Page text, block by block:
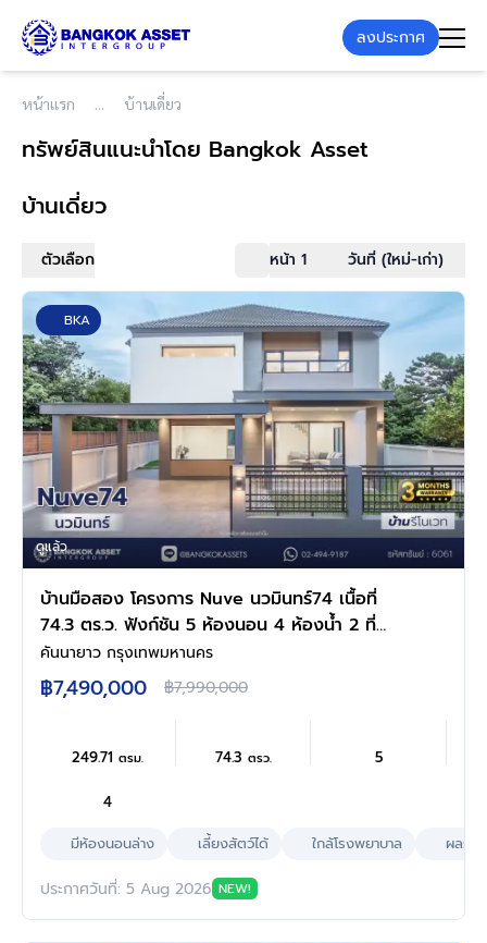
ลงประกาศ
หน้าแรก บ้านเดี่ยว
ทรัพย์สินแนะนำโดย Bangkok Asset
บ้านเดี่ยว
ตัวเลือก หน้า 1 วันที่ (ใหม่-เก่า)
BKA
ดูแล้ว
บ้านมือสอง โครงการ Nuve นวมินทร์74 เนื้อที่
74.3 ตร.ว. ฟังก์ชัน 5 ห้องนอน 4 ห้องน้ำ 2 ที่
จอดรถ มีห้องนอนชั้นล่าง ดีไซน์โดดเด่น บนทำเล
ศักยภาพ เดินทางสะดวกเชื่อมต่อถนนเกษตร-นวมิ
นทร์ ถนนรามอินทรา ถนนเสรีไทย ใกล้ห้างสรรพ
สินค้า Central EastVille และจุดขึ้นทางด่วน
"ฉลองรัช"
คันนายาว กรุงเทพมหานคร
฿7,490,000 ฿7,990,000
249.71ตรม. 74.3 ตรว. 5
4
มีห้องนอนล่าง
เลี้ยงสัตว์ได้ ใกล้โรงพยาบาล ผลรว
ประกาศวันที่: 5 Aug 2026 NEW!